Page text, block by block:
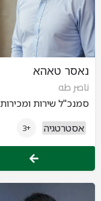
נאסר טאהא
ناصر طه
סמנכ"ל שירות ומכירות
אסטרטגיה
+3